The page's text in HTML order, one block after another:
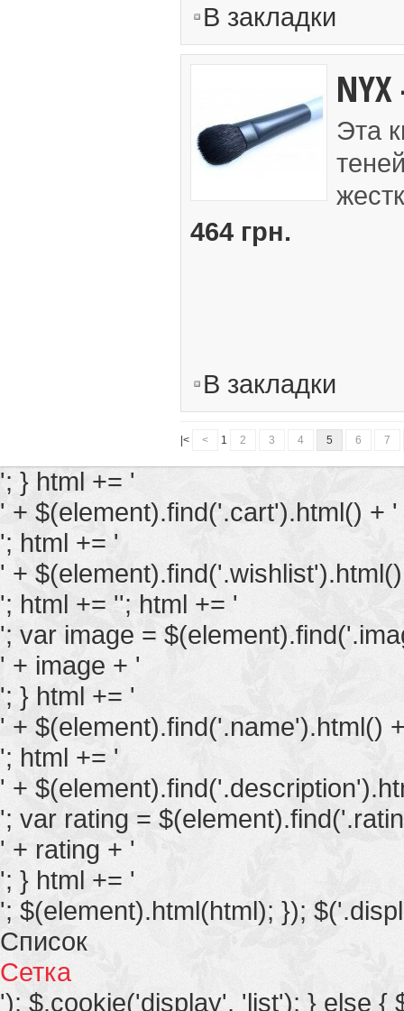
В закладки
Эта
464 грн.
В закладки
|< < 1 2 3 4 5 6 7
'; } html += '
' + $(element).find('.cart').html() + '
'; html += '
' +
'; html += ''; html += '
'; var image =
' + image + '
'; } html += '
' + $(element).find('.name').html()
'; html += '
' +
'; var rating =
' + rating + '
'; } html += '
'; $(element).html(html); });
Список
Сетка
'); $.cookie('display', 'list'); } else {